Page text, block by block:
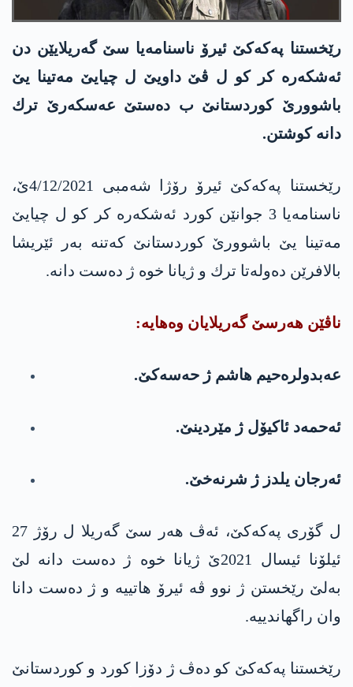
رێخستنا په‌كه‌كێ ئیرۆ ناسنامه‌یا سێ گه‌ریلایێن دن
ئه‌شكه‌ره‌ كر كو ل ڤێ داویێ ل چیایێ مه‌تینا یێ
باشوورێ كوردستانێ ب ده‌ستێ عه‌سكه‌رێ ترك
دانه‌ كوشتن.
رێخستنا په‌كه‌كێ ئیرۆ رۆژا شه‌مبی 4/12/2021ێ،
ناسنامه‌یا 3 جوانێن كورد ئه‌شكه‌ره‌ كر كو ل چیایێ
مه‌تینا یێ باشوورێ كوردستانێ كه‌تنه‌ به‌ر ئێریشا
بالافرێن ده‌وله‌تا ترك و ژیانا خوه‌ ژ ده‌ست دانه‌.
ناڤێن هه‌رسێ گه‌ریلایان وه‌هایه‌:
عه‌بدولره‌حیم هاشم ژ حه‌سه‌كێ.
ئه‌حمه‌د ئاكیۆل ژ مێردینێ.
ئه‌رجان یلدز ژ شرنه‌خێ.
ل گۆری په‌كه‌كێ، ئه‌ڤ هه‌ر سێ گه‌ریلا ل رۆژ 27
ئیلۆنا ئیسال 2021ێ ژیانا خوه‌ ژ ده‌ست دانه‌ لێ
به‌لێ رێخستن ژ نوو ڤه‌ ئیرۆ هاتییه‌ و ژ ده‌ست دانا
وان راگهاندییه‌.
رێخستنا په‌كه‌كێ كو ده‌ڤ ژ دۆزا كورد و كوردستانێ